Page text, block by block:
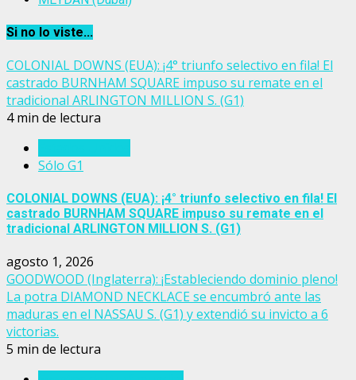
Si no lo viste...
COLONIAL DOWNS (EUA): ¡4° triunfo selectivo en fila! El
castrado BURNHAM SQUARE impuso su remate en el
tradicional ARLINGTON MILLION S. (G1)
4 min de lectura
Sólo G1
COLONIAL DOWNS (EUA): ¡4° triunfo selectivo en fila! El
castrado BURNHAM SQUARE impuso su remate en el
tradicional ARLINGTON MILLION S. (G1)
agosto 1, 2026
GOODWOOD (Inglaterra): ¡Estableciendo dominio pleno!
La potra DIAMOND NECKLACE se encumbró ante las
maduras en el NASSAU S. (G1) y extendió su invicto a 6
victorias.
5 min de lectura